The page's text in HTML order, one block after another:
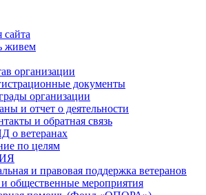
сайта
живем
организации
документы
организации
и отчет о деятельности
и обратная связь
о ветеранах
по целям
и правовая поддержка ветеранов
общественные мероприятия